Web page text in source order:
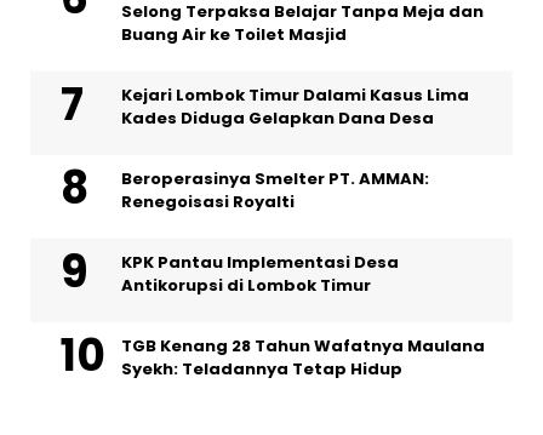
Selong Terpaksa Belajar Tanpa Meja dan
Buang Air ke Toilet Masjid
Kejari Lombok Timur Dalami Kasus Lima
Kades Diduga Gelapkan Dana Desa
Beroperasinya Smelter PT. AMMAN:
Renegoisasi Royalti
KPK Pantau Implementasi Desa
Antikorupsi di Lombok Timur
TGB Kenang 28 Tahun Wafatnya Maulana
Syekh: Teladannya Tetap Hidup